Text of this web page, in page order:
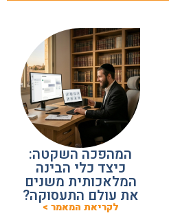
המהפכה השקטה:
כיצד כלי הבינה
המלאכותית משנים
את עולם התעסוקה?
לקריאת המאמר >